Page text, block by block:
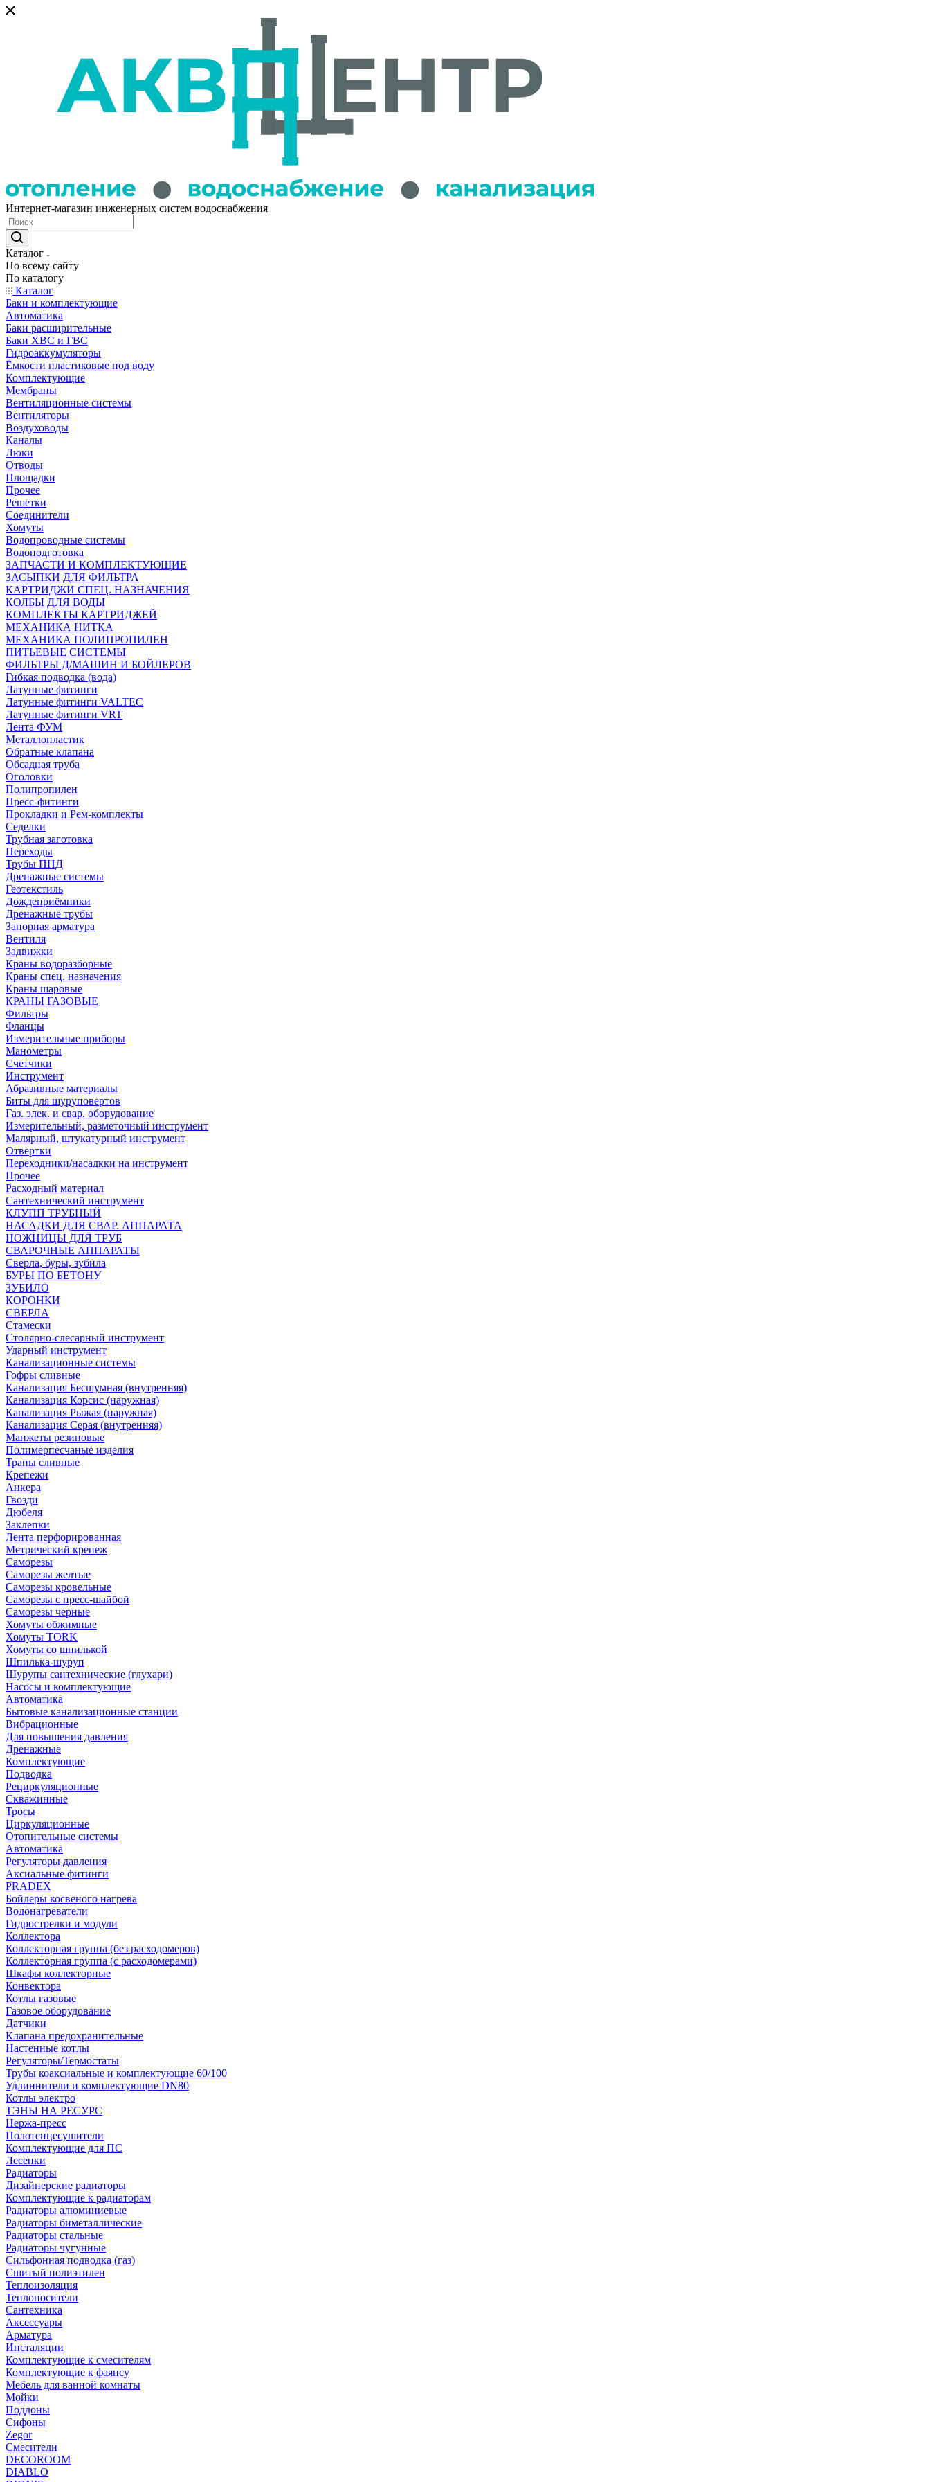
Интернет-магазин инженерных систем водоснабжения
Каталог
По всему сайту
По каталогу
Каталог
Баки и комплектующие
Автоматика
Баки расширительные
Баки ХВС и ГВС
Гидроаккумуляторы
Ёмкости пластиковые под воду
Комплектующие
Мембраны
Вентиляционные системы
Вентиляторы
Воздуховоды
Каналы
Люки
Отводы
Площадки
Прочее
Решетки
Соединители
Хомуты
Водопроводные системы
Водоподготовка
ЗАПЧАСТИ И КОМПЛЕКТУЮЩИЕ
ЗАСЫПКИ ДЛЯ ФИЛЬТРА
КАРТРИДЖИ СПЕЦ. НАЗНАЧЕНИЯ
КОЛБЫ ДЛЯ ВОДЫ
КОМПЛЕКТЫ КАРТРИДЖЕЙ
МЕХАНИКА НИТКА
МЕХАНИКА ПОЛИПРОПИЛЕН
ПИТЬЕВЫЕ СИСТЕМЫ
ФИЛЬТРЫ Д/МАШИН И БОЙЛЕРОВ
Гибкая подводка (вода)
Латунные фитинги
Латунные фитинги VALTEC
Латунные фитинги VRT
Лента ФУМ
Металлопластик
Обратные клапана
Обсадная труба
Оголовки
Полипропилен
Пресс-фитинги
Прокладки и Рем-комплекты
Седелки
Трубная заготовка
Переходы
Трубы ПНД
Дренажные системы
Геотекстиль
Дождеприёмники
Дренажные трубы
Запорная арматура
Вентиля
Задвижки
Краны водоразборные
Краны спец. назначения
Краны шаровые
КРАНЫ ГАЗОВЫЕ
Фильтры
Фланцы
Измерительные приборы
Манометры
Счетчики
Инструмент
Абразивные материалы
Биты для шуруповертов
Газ. элек. и свар. оборудование
Измерительный, разметочный инструмент
Малярный, штукатурный инструмент
Отвертки
Переходники/насадкки на инструмент
Прочее
Расходный материал
Сантехнический инструмент
КЛУПП ТРУБНЫЙ
НАСАДКИ ДЛЯ СВАР. АППАРАТА
НОЖНИЦЫ ДЛЯ ТРУБ
СВАРОЧНЫЕ АППАРАТЫ
Сверла, буры, зубила
БУРЫ ПО БЕТОНУ
ЗУБИЛО
КОРОНКИ
СВЕРЛА
Стамески
Столярно-слесарный инструмент
Ударный инструмент
Канализационные системы
Гофры сливные
Канализация Бесшумная (внутренняя)
Канализация Корсис (наружная)
Канализация Рыжая (наружная)
Канализация Серая (внутренняя)
Манжеты резиновые
Полимерпесчаные изделия
Трапы сливные
Крепежи
Анкера
Гвозди
Дюбеля
Заклепки
Лента перфорированная
Метрический крепеж
Саморезы
Саморезы желтые
Саморезы кровельные
Саморезы с пресс-шайбой
Саморезы черные
Хомуты обжимные
Хомуты TORK
Хомуты со шпилькой
Шпилька-шуруп
Шурупы сантехнические (глухари)
Насосы и комплектующие
Автоматика
Бытовые канализационные станции
Вибрационные
Для повышения давления
Дренажные
Комплектующие
Подводка
Рециркуляционные
Скважинные
Тросы
Циркуляционные
Отопительные системы
Автоматика
Регуляторы давления
Аксиальные фитинги
PRADEX
Бойлеры косвеного нагрева
Водонагреватели
Гидрострелки и модули
Коллектора
Коллекторная группа (без расходомеров)
Коллекторная группа (с расходомерами)
Шкафы коллекторные
Конвектора
Котлы газовые
Газовое оборудование
Датчики
Клапана предохранительные
Настенные котлы
Регуляторы/Термостаты
Трубы коаксиальные и комплектующие 60/100
Удлиннители и комплектующие DN80
Котлы электро
ТЭНЫ НА РЕСУРС
Нержа-пресс
Полотенцесушители
Комплектующие для ПС
Лесенки
Радиаторы
Дизайнерские радиаторы
Комплектующие к радиаторам
Радиаторы алюминиевые
Радиаторы биметаллические
Радиаторы стальные
Радиаторы чугунные
Сильфонная подводка (газ)
Сшитый полиэтилен
Теплоизоляция
Теплоносители
Сантехника
Аксессуары
Арматура
Инсталяции
Комплектующие к смесителям
Комплектующие к фаянсу
Мебель для ванной комнаты
Мойки
Поддоны
Сифоны
Zegor
Смесители
DECOROOM
DIABLO